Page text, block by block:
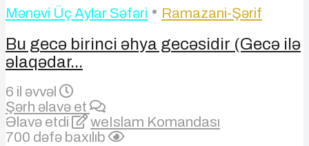
Mənəvi Üç Aylar Səfəri • Ramazani-Şərif
Bu gecə birinci əhya gecəsidir (Gecə ilə
əlaqədar...
6 il əvvəl
Şərh əlavə et
Əlavə etdi
weIslam Komandası
700 dəfə baxılıb